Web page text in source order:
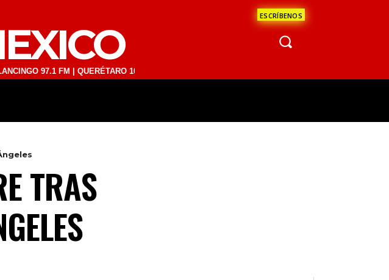
ESCRÍBENOS
97.1 FM | QUERÉTARO 103.1 FM | SAN JUAN DEL RÍO 93.1 FM | GUADALAJARA 1510 AM | LA
TRAS